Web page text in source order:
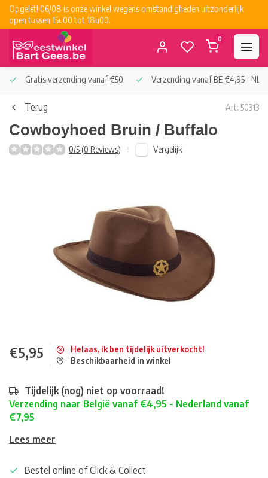
Opgelet! 06/08 is onze winkel wegens omstandigheden uitzonderlijk
open tussen 15u00 tot 18u00.
0
Gratis verzending vanaf €50 Verzending vanaf BE €4,95 - NL
Terug Art: 50313
Cowboyhoed Bruin / Buffalo
0/5 (0 Reviews) Vergelijk
€5,95
Helaas, ik ben tijdelijk uitverkocht!
Beschikbaarheid in winkel
Tijdelijk (nog) niet op voorraad!
Verzending naar België vanaf €4,95 - Nederland vanaf
€7,95
Lees meer
Bestel online of Click & Collect